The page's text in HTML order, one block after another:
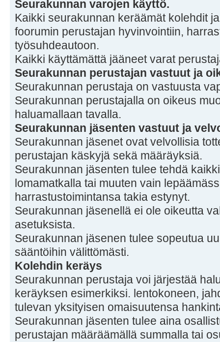
Seurakunnan varojen käyttö.
Kaikki seurakunnan keräämät kolehdit
foorumin perustajan hyvinvointiin,
työsuhdeautoon.
Kaikki käyttämättä jääneet varat
Seurakunnan perustajan vastuut ja
Seurakunnan perustaja on vastuusta
Seurakunnan perustajalla on oikeus
haluamallaan tavalla.
Seurakunnan jäsenten vastuut ja
Seurakunnan jäsenet ovat velvollisia
perustajan käskyjä sekä määräyksiä.
Seurakunnan jäsenten tulee tehdä
lomamatkalla tai muuten vain
harrastustoimintansa takia estynyt.
Seurakunnan jäsenellä ei ole oikeutta
asetuksista.
Seurakunnan jäsenen tulee sopeutua
sääntöihin välittömästi.
Kolehdin keräys
Seurakunnan perustaja voi järjestää
keräyksen esimerkiksi. lentokoneen,
tulevan yksityisen omaisuutensa
Seurakunnan jäsenten tulee aina
perustajan määräämällä summalla tai